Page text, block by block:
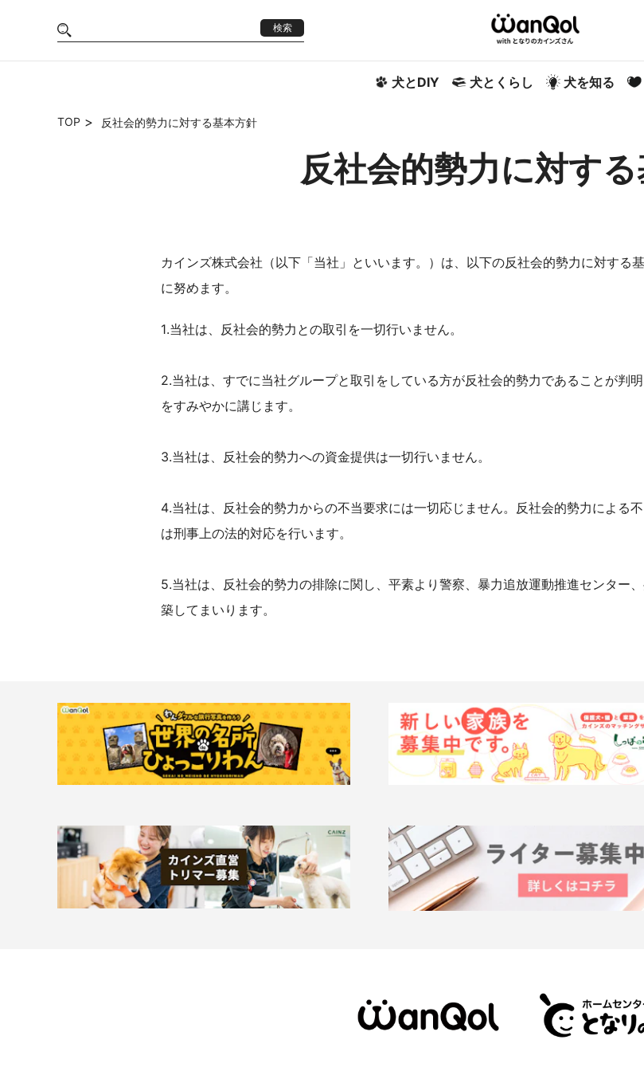
検索
犬とDIY 犬とくらし 犬を知る
TOP 反社会的勢力に対する基本方針
反社会的勢力に対す
カインズ株式会社（以下「当社」といいます。）は、以下の反社会的勢力に対する
に努めます。
1.当社は、反社会的勢力との取引を一切行いません。
2.当社は、すでに当社グループと取引をしている方が反社会的勢力であることが判
をすみやかに講じます。
3.当社は、反社会的勢力への資金提供は一切行いません。
4.当社は、反社会的勢力からの不当要求には一切応じません。反社会的勢力による
は刑事上の法的対応を行います。
5.当社は、反社会的勢力の排除に関し、平素より警察、暴力追放運動推進センター
築してまいります。